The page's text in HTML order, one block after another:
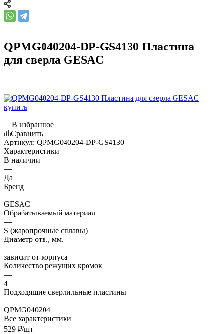
QPMG040204-DP-GS4130 Пластина
для сверла GESAC
В избранное
Сравнить
Артикул: QPMG040204-DP-GS4130
Характеристики
В наличии
—
Да
Бренд
—
GESAC
Обрабатываемый материал
—
S (жаропрочные сплавы)
Диаметр отв., мм.
—
зависит от корпуса
Количество режущих кромок
—
4
Подходящие сверлильные пластины
—
QPMG040204
Все характеристики
529 ₽/шт